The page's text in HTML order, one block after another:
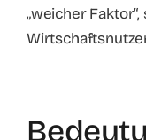
„weicher